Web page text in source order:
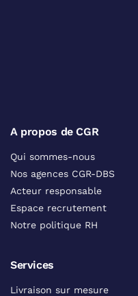
A propos de CGR
Qui sommes-nous
Nos agences CGR-DBS
Acteur responsable
Espace recrutement
Notre politique RH
Services
Livraison sur mesure